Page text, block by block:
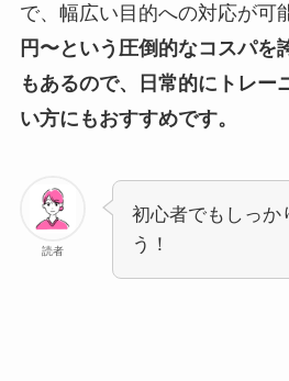
で、幅広い目的への対応が可
円〜という圧倒的なコスパを
もあるので、日常的にトレー
い方にもおすすめです。
読者
初心者でもしっか
う！